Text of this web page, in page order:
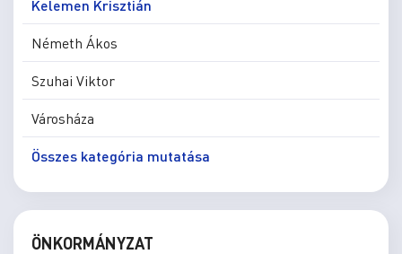
Kelemen Krisztián
Németh Ákos
Szuhai Viktor
Városháza
Összes kategória mutatása
ÖNKORMÁNYZAT